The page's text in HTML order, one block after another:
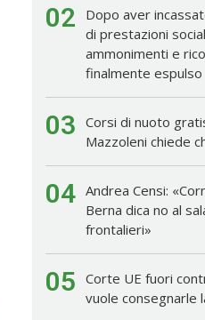
02
Dopo aver
di prestazioni
ammonimenti e
finalmente espulso
03 Corsi di nuoto
Mazzoleni chiede
04 Andrea Censi:
Berna dica no al
frontalieri»
05 Corte UE fuori
vuole consegnarle